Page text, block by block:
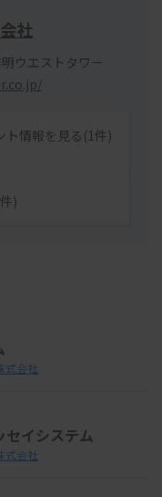
社
ウエストタワー
ト情報を見る(1件)
)
式会社
セイシステム
式会社